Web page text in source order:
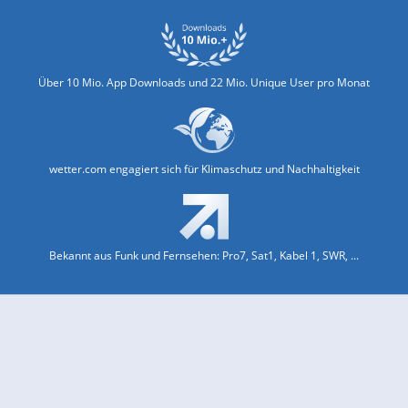
Über 10 Mio. App Downloads und 22 Mio. Unique User pro Monat
wetter.com engagiert sich für Klimaschutz und Nachhaltigkeit
Bekannt aus Funk und Fernsehen: Pro7, Sat1, Kabel 1, SWR, ...